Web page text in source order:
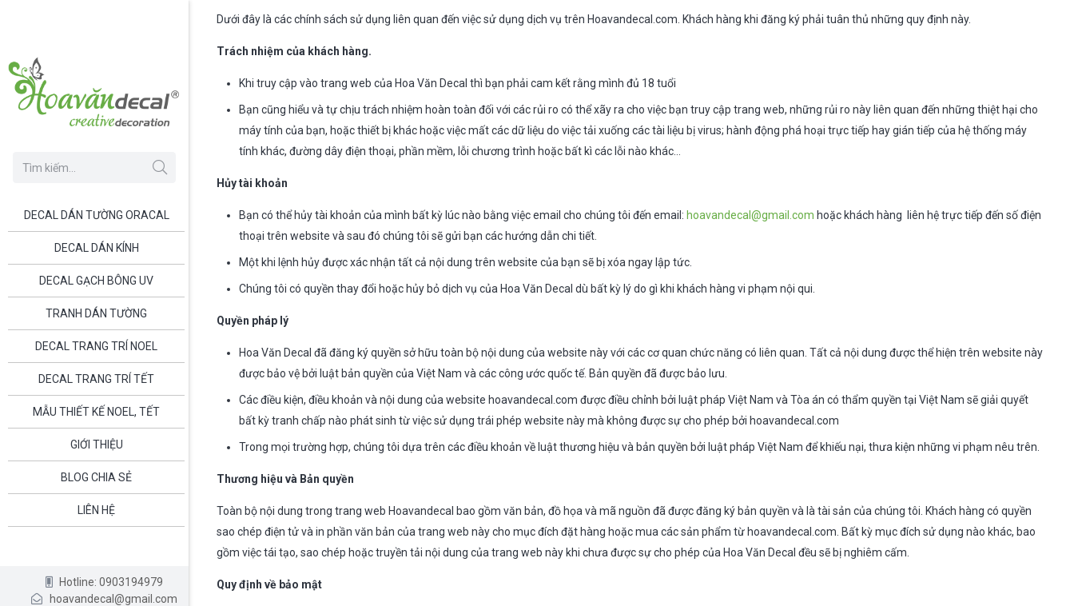
DECAL DÁN TƯỜNG ORACAL
DECAL DÁN KÍNH
DECAL GẠCH BÔNG UV
TRANH DÁN TƯỜNG
DECAL TRANG TRÍ NOEL
DECAL TRANG TRÍ TẾT
MẪU THIẾT KẾ NOEL, TẾT
GIỚI THIỆU
BLOG CHIA SẺ
LIÊN HỆ
Hotline: 0903194979
hoavandecal@gmail.com
Dưới đây là các chính sách sử dụng liên quan đến việc sử dụng dịch vụ trên Hoavandecal.com. Khách hàng khi đăng ký phải tuân thủ những quy định này.
Trách nhiệm của khách hàng.
Khi truy cập vào trang web của Hoa Văn Decal thì bạn phải cam kết rằng mình đủ 18 tuổi
Bạn cũng hiểu và tự chịu trách nhiệm hoàn toàn đối với các rủi ro có thể xãy ra cho việc bạn truy cập trang web, những rủi ro này liên quan đến những thiệt hại cho
máy tính của bạn, hoặc thiết bị khác hoặc việc mất các dữ liệu do việc tải xuống các tài liệu bị virus; hành động phá hoại trực tiếp hay gián tiếp của hệ thống máy
tính khác, đường dây điện thoại, phần mềm, lỗi chương trình hoặc bất kì các lỗi nào khác…
Hủy tài khoản
Bạn có thể hủy tài khoản của mình bất kỳ lúc nào bằng việc email cho chúng tôi đến email: hoavandecal@gmail.com hoặc khách hàng liên hệ trực tiếp đến số điện
thoại trên website và sau đó chúng tôi sẽ gửi bạn các hướng dẫn chi tiết.
Một khi lệnh hủy được xác nhận tất cả nội dung trên website của bạn sẽ bị xóa ngay lập tức.
Chúng tôi có quyền thay đổi hoặc hủy bỏ dịch vụ của Hoa Văn Decal dù bất kỳ lý do gì khi khách hàng vi phạm nội qui.
Quyền pháp lý
Hoa Văn Decal đã đăng ký quyền sở hữu toàn bộ nội dung của website này với các cơ quan chức năng có liên quan. Tất cả nội dung được thể hiện trên website này
được bảo vệ bởi luật bản quyền của Việt Nam và các công ước quốc tế. Bản quyền đã được bảo lưu.
Các điều kiện, điều khoản và nội dung của website hoavandecal.com được điều chỉnh bởi luật pháp Việt Nam và Tòa án có thẩm quyền tại Việt Nam sẽ giải quyết
bất kỳ tranh chấp nào phát sinh từ việc sử dụng trái phép website này mà không được sự cho phép bởi hoavandecal.com
Trong mọi trường hợp, chúng tôi dựa trên các điều khoản về luật thương hiệu và bản quyền bởi luật pháp Việt Nam để khiếu nại, thưa kiện những vi phạm nêu trên.
Thương hiệu và Bản quyền
Toàn bộ nội dung trong trang web Hoavandecal bao gồm văn bản, đồ họa và mã nguồn đã được đăng ký bản quyền và là tài sản của chúng tôi. Khách hàng có quyền
sao chép điện tử và in phần văn bản của trang web này cho mục đích đặt hàng hoặc mua các sản phẩm từ hoavandecal.com. Bất kỳ mục đích sử dụng nào khác, bao
gồm việc tái tạo, sao chép hoặc truyền tải nội dung của trang web này khi chưa được sự cho phép của Hoa Văn Decal đều sẽ bị nghiêm cấm.
Quy định về bảo mật